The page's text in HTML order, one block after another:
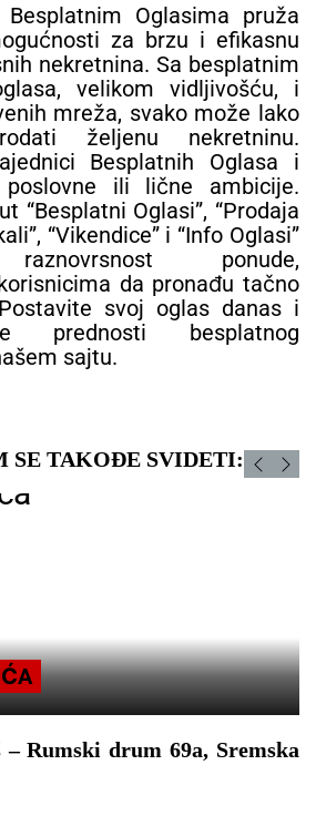
Oglasima pruža
za brzu i efikasnu
nekretnina. Sa besplatnim
velikom vidljivošću, i
mreža, svako može lako
željenu nekretninu.
Besplatnih Oglasa i
ili lične ambicije.
“Besplatni Oglasi”, “Prodaja
“Vikendice” i “Info Oglasi”
ponude,
da pronađu tačno
svoj oglas danas i
prednosti besplatnog
sajtu.
SE TAKOĐE SVIDETI:
Rumski drum 69a, Sremska